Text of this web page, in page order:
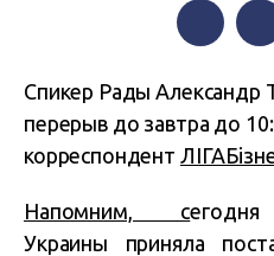
Спикер Рады Александр
перерыв до завтра до
корреспондент
Напомним, с
Украины приняла